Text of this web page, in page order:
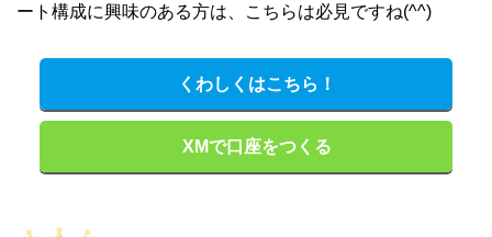
ート構成に興味のある方は、こちらは必見ですね(^^)
くわしくはこちら！
XMで口座をつくる